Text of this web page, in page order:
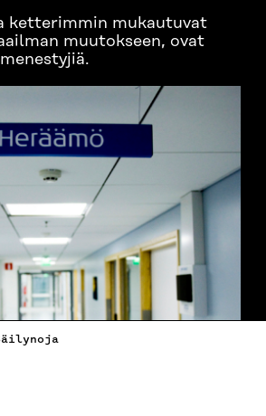
ketterimmin mukautuvat
muutokseen, ovat